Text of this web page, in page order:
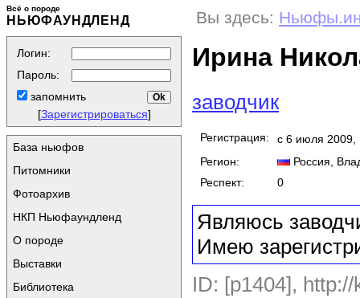
Всё о породе
НЬЮФАУНДЛЕНД
Логин:
Пароль:
запомнить
[Зарегистрироваться]
База ньюфов
Питомники
Фотоархив
НКП Ньюфаундленд
О породе
Выставки
Библиотека
Вы здесь:
Ирина
заводчик
Регистрация:
с 6 июля 2009,
Регион:
Россия ,
Респект:
0
Являюсь
Имею
ID: [p1404],